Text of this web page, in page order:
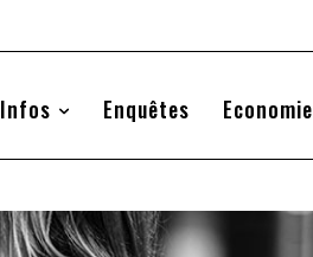
Infos Enquêtes Economie